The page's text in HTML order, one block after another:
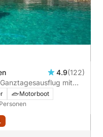
4.9(122)
mit
Motorboot